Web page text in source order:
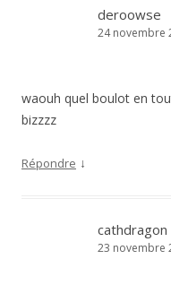
deroowse
24 novembre
waouh quel boulot en
bizzzz
Répondre ↓
cathdragon
23 novembre